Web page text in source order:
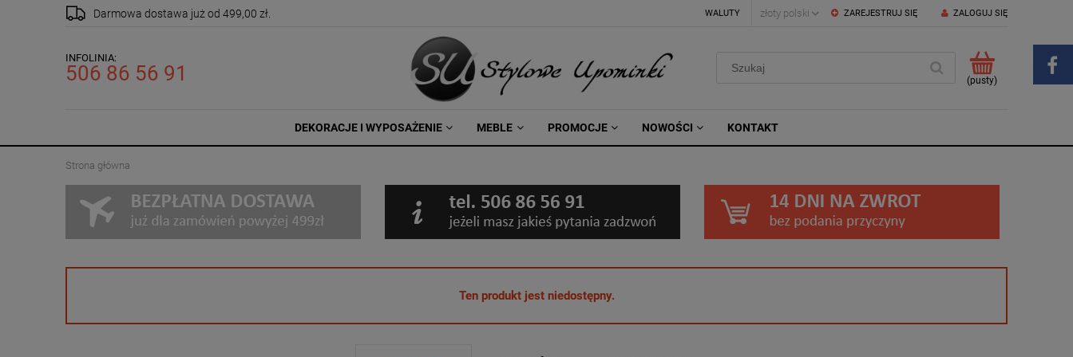
Darmowa dostawa już od 499,00 zł. ZAREJESTRUJ SIĘ ZALOGUJ SIĘ
WALUTY
INFOLINIA:
506 86 56 91 (pusty)
DEKORACJE I WYPOSAŻENIE MEBLE PROMOCJE NOWOŚCI KONTAKT
Strona główna
Ten produkt jest niedostępny.